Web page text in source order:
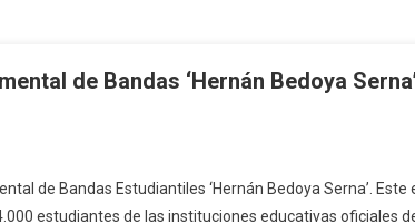
de Bandas ‘Hernán Bedoya
de Bandas Estudiantiles ‘Hernán Bedoya Serna’. Este
estudiantes de las instituciones educativas oficiales